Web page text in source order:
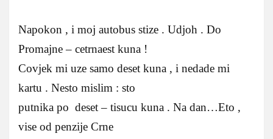
Napokon , i moj autobus stize . Udjoh . Do
Promajne – cetrnaest kuna !
Covjek mi uze samo deset kuna , i nedade mi
kartu . Nesto mislim : sto
putnika po deset – tisucu kuna . Na dan…Eto ,
vise od penzije Crne